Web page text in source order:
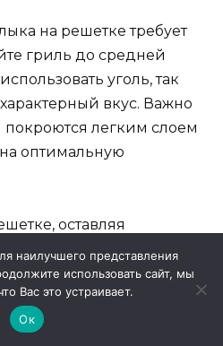
на решетке требует
гриль до средней
уголь, так
вкус. Важно
покроются легким слоем
на оптимальную
оставляя
между кусками. Это
прожаривание.
15-20 минут,
чтобы избежать
наилучшего представления
использовать сайт, мы
Вас это устраивает.
Ок